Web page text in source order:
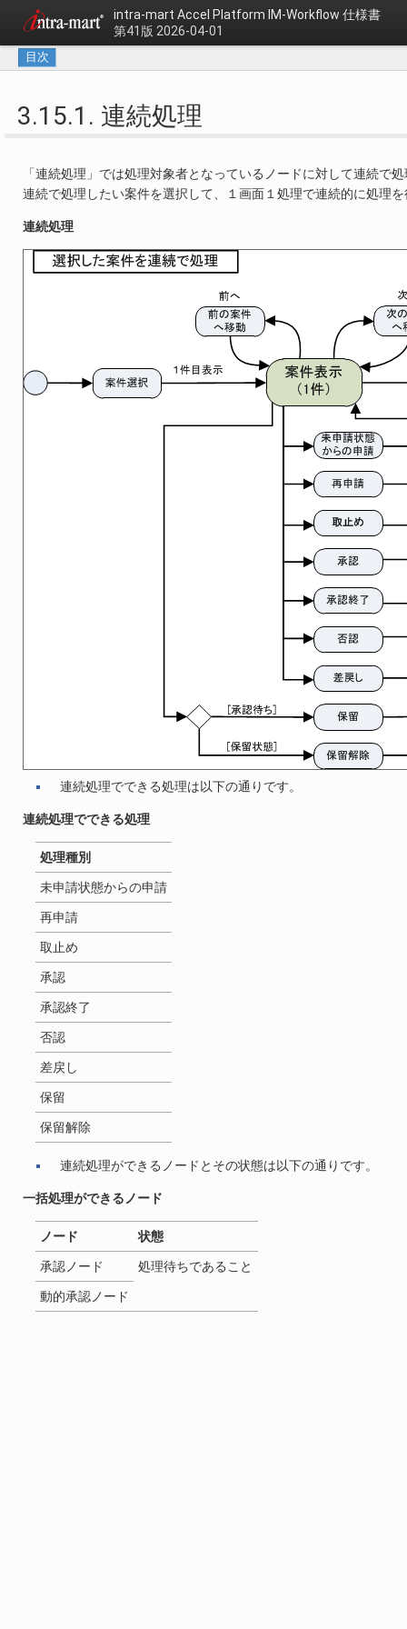
intra-mart Accel Platform IM-Workflow 仕様書
第41版 2026-04-01
目次
3.15.1. 連続処理
「連続処理」では処理対象者となっているノードに対して連続で
連続で処理したい案件を選択して、１画面１処理で連続的に処理
連続処理
連続処理でできる処理は以下の通りです。
連続処理でできる処理
処理種別
未申請状態からの申請
再申請
取止め
承認
承認終了
否認
差戻し
保留
保留解除
連続処理ができるノードとその状態は以下の通りです。
一括処理ができるノード
ノード 状態
承認ノード 処理待ちであること
動的承認ノード